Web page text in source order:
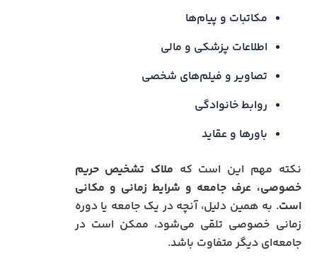
مکاتبات و پیام‌ها
اطلاعات پزشکی و مالی
تصاویر و فیلم‌های شخصی
روابط خانوادگی
باورها و عقاید
نکته مهم این است که ملاک تشخیص حریم
خصوصی، عرف جامعه و شرایط زمانی و مکانی
است. به همین دلیل، آنچه در یک جامعه یا دوره
زمانی خصوصی تلقی می‌شود، ممکن است در
جامعه‌ای دیگر متفاوت باشد.